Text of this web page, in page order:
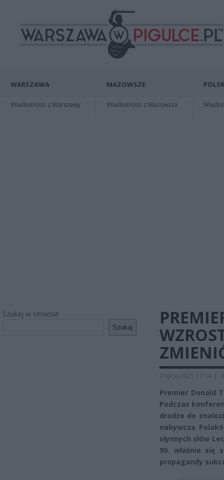
WARSZAWA
Wiadomości z Warszawy
MAZOWSZE
Wiadomości z Mazowsza
Szukaj w serwisie
Szukaj
7 lipca 2025 17:14 |
Premier Donald
Podczas
drodze do
nabywcza
słynnych słów
90. właśnie się
propagandy